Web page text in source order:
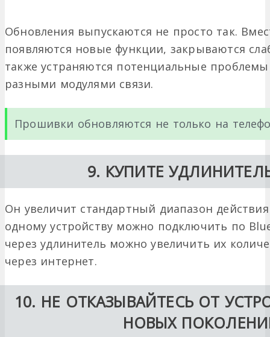
Обновления выпускаются не просто так.
появляются новые функции, закрываются
также устраняются потенциальные
разными модулями связи.
Прошивки обновляются не только на
9. КУПИТЕ УДЛИНИТЕЛЬ
Он увеличит стандартный диапазон
одному устройству можно подключить по
через удлинитель можно увеличить их
через интернет.
10. НЕ ОТКАЗЫВАЙТЕСЬ ОТ
НОВЫХ